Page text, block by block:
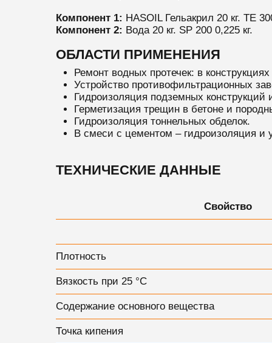
Компонент 1: HASOIL Гельакрил 20 кг. ТЕ
Компонент 2: Вода20 кг. SP 2000,225 кг.
ОБЛАСТИ ПРИМЕНЕНИЯ
Ремонт водных протечек: в
Устройство противофильтрационных
Гидроизоляция подземных конструкций
Герметизация трещин в бетоне и
Гидроизоляция тоннельных обделок.
В смеси с цементом – гидроизоляция и
ТЕХНИЧЕСКИЕ ДАННЫЕ
Свойство
Плотность
Вязкость при 25 °С
Содержание основного вещества
Точка кипения